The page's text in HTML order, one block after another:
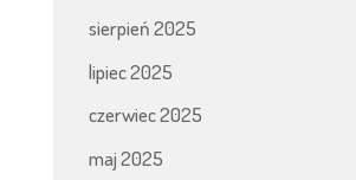
sierpień 2025
lipiec 2025
czerwiec 2025
maj 2025